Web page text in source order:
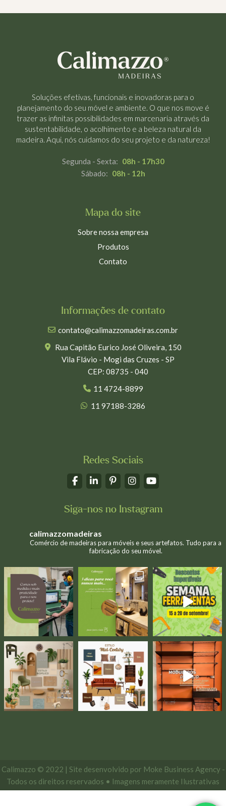
Soluções efetivas, funcionais e inovadoras para o
planejamento do seu móvel e ambiente. O que nos move é
trazer as infinitas possibilidades em marcenaria através da
sustentabilidade, o acolhimento e a beleza natural da
madeira. Aqui, nós cuidamos do seu projeto e da natureza!
Segunda - Sexta: 08h - 17h30
Sábado: 08h - 12h
Mapa do site
Sobre nossa empresa
Produtos
Contato
Informações de contato
contato@calimazzomadeiras.com.br
Rua Capitão Eurico José Oliveira, 150
Vila Flávio - Mogi das Cruzes - SP
CEP: 08735 - 040
11 4724-8899
11 97188-3286
Redes Sociais
Siga-nos no Instagram
calimazzomadeiras
Comércio de madeiras para móveis e seus artefatos. Tudo para a
fabricação do seu móvel.
Calimazzo © 2022 | Site desenvolvido por Moke Business Agency -
Todos os direitos reservados • Imagens meramente Ilustrativas